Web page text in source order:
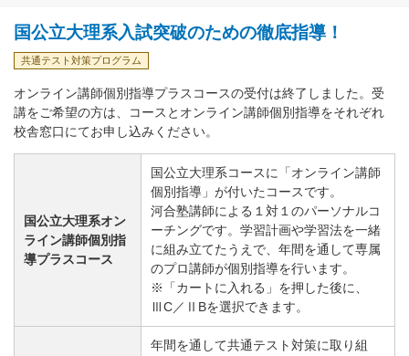
国公立大理系入試突破のための徹底指導！
共通テスト対策プログラム
オンライン講師個別指導プラスコースの受付は終了しました。受
講をご希望の方は、コースとオンライン講師個別指導をそれぞれ
校舎窓口にてお申し込みください。
国公立大理系オン
ライン講師個別指
導プラスコース
国公立大理系コースに「オンライン講師
個別指導」が付いたコースです。
河合塾講師による１対１のパーソナルコ
ーチングです。学習計画や学習法を一緒
に組み立てたうえで、年間を通して専属
のプロ講師が個別指導を行います。
※「カートに入れる」を押した後に、
ⅢC／ⅡBを選択できます。
年間を通して共通テスト対策に取り組